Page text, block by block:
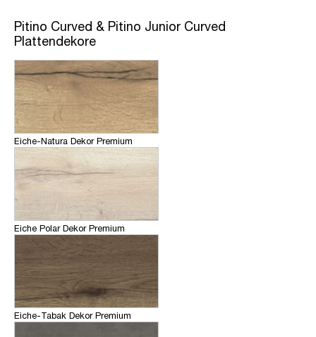
Pitino Curved & Pitino Junior Curved
Plattendekore
Eiche-Natura Dekor Premium
Eiche Polar Dekor Premium
Eiche-Tabak Dekor Premium